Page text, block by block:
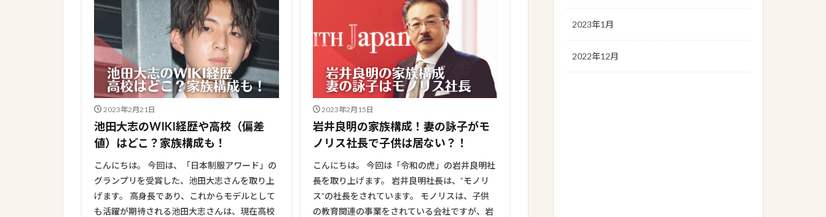
2023年2月21日
池田大志のWIKI経歴や高校（偏差
値）はどこ？家族構成も！
こんにちは。 今回は、「日本制服アワード」の
グランプリを受賞した、池田大志さんを取り上
げます。 高身長であり、これからモデルとして
も活躍が期待される池田大志さんは、現在高校
2023年2月15日
岩井良明の家族構成！妻の詠子がモ
ノリス社長で子供は居ない？！
こんにちは。 今回は「令和の虎」の岩井良明社
長を取り上げます。 岩井良明社長は、”モノリ
ス”の社長をされています。 モノリスは、子供
の教育関連の事業をされている会社ですが、岩
2023年1月
2022年12月